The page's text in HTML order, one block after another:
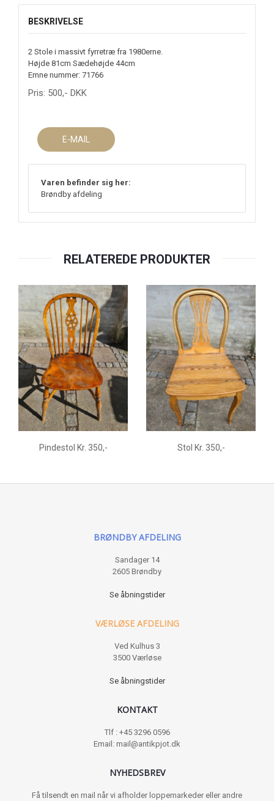
BESKRIVELSE
2 Stole i massivt fyrretræ fra 1980erne.
Højde 81cm Sædehøjde 44cm
Emne nummer: 71766
Pris: 500,- DKK
E-MAIL
Varen befinder sig her:
Brøndby afdeling
RELATEREDE PRODUKTER
Pindestol Kr. 350,- Stol Kr. 350,-
BRØNDBY AFDELING
Sandager 14
2605 Brøndby
Se åbningstider
VÆRLØSE AFDELING
Ved Kulhus 3
3500 Værløse
Se åbningstider
KONTAKT
Tlf : +45 3296 0596
Email: mail@antikpjot.dk
NYHEDSBREV
Få tilsendt en mail når vi afholder loppemarkeder eller andre